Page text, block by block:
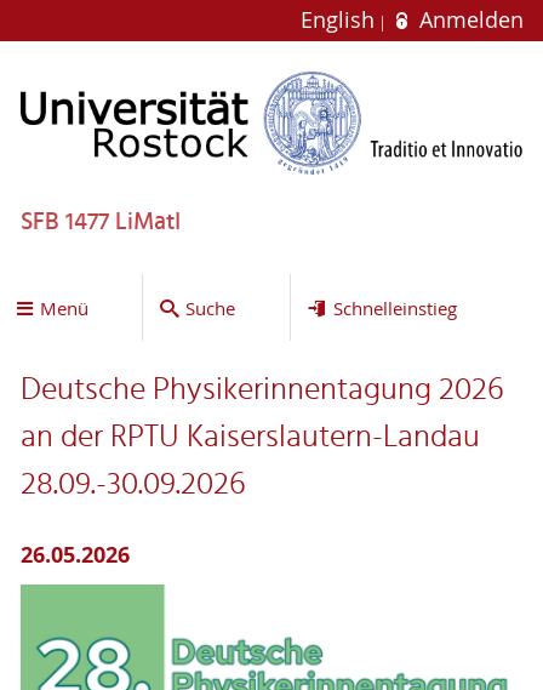
English Anmelden
SFB 1477 LiMatI
Menü Suche Schnelleinstieg
Deutsche Physikerinnentagung 2026
an der RPTU Kaiserslautern-Landau
28.09.-30.09.2026
26.05.2026